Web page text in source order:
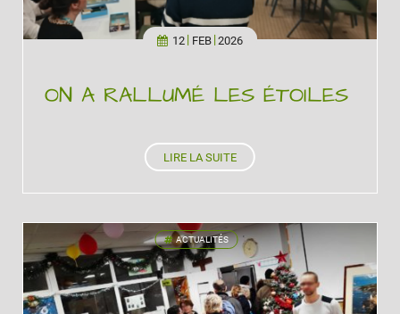
12 FEB 2026
ON A RALLUMÉ LES ÉTOILES
LIRE LA SUITE
ACTUALITÉS '